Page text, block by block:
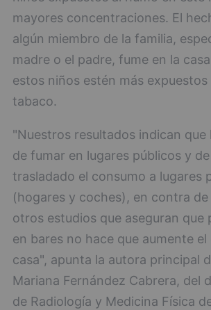
mayores concentraciones. El
algún miembro de la familia,
madre o el padre, fume en la
estos niños estén más expuestos
tabaco.
"Nuestros resultados indican que
de fumar en lugares públicos y
trasladado el consumo a lugares
(hogares y coches), en contra
otros estudios que aseguran que
en bares no hace que aumente el
casa", apunta la autora principal
Mariana Fernández Cabrera, del
de Radiología y Medicina Física